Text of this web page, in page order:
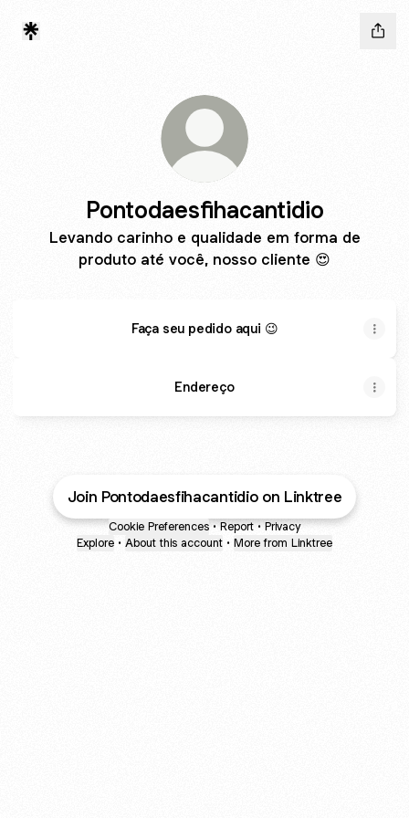
Pontodaesfihacantidio
Levando carinho e qualidade em forma de
produto até você, nosso cliente 😍
Faça seu pedido aqui 😉
Endereço
Join Pontodaesfihacantidio on Linktree
Cookie Preferences • Report • Privacy
Explore • About this account • More from Linktree